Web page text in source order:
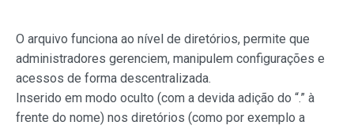
O arquivo funciona ao nível de diretórios, permite que
administradores gerenciem, manipulem configurações e
acessos de forma descentralizada.
Inserido em modo oculto (com a devida adição do “.” à
frente do nome) nos diretórios (como por exemplo a